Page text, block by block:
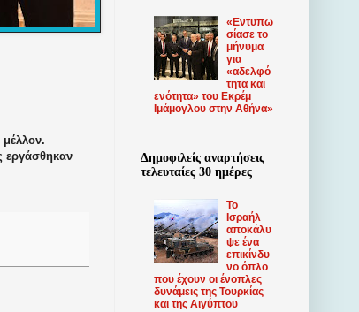
εργάσθηκαν
«Εντυπω
σίασε το
μήνυμα
για
«αδελφό
τητα και
ενότητα» του Εκρέμ
Ιμάμογλου στην Αθήνα»
Δημοφιλείς αναρτήσεις
τελευταίες 30 ημέρες
Το
Ισραήλ
αποκάλυ
ψε ένα
επικίνδυ
νο όπλο
που έχουν οι ένοπλες
δυνάμεις της Τουρκίας
και της Αιγύπτου